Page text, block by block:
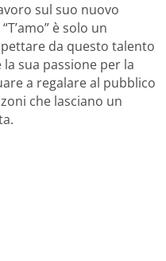
sul suo nuovo
è solo un
da questo talento
sua passione per la
a regalare al pubblico
che lasciano un